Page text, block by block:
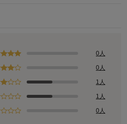
0人
0人
1人
1人
0人